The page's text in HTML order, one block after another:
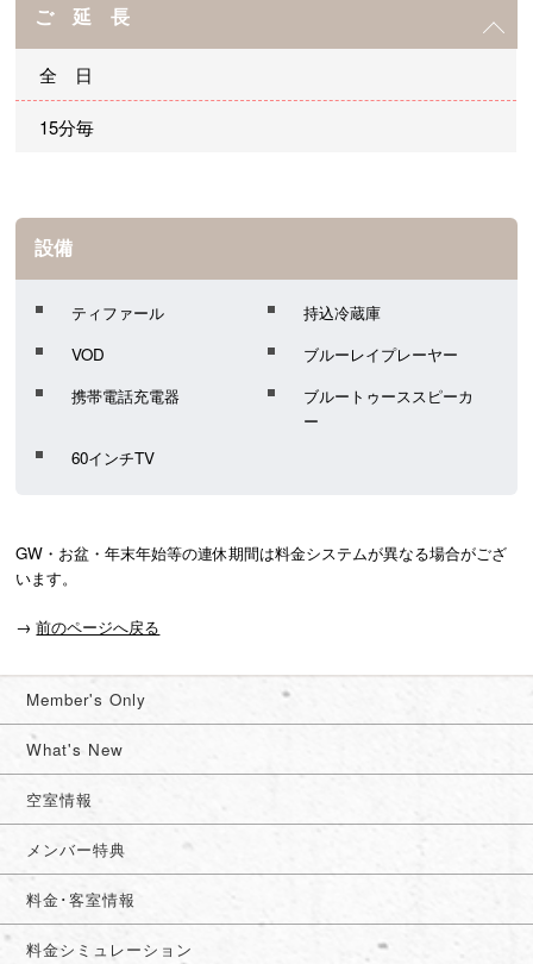
ご 延 長
全 日
15分毎
設備
ティファール
持込冷蔵庫
VOD
ブルーレイプレーヤー
携帯電話充電器
ブルートゥーススピーカ
ー
60インチTV
GW・お盆・年末年始等の連休期間は料金システムが異なる場合がござ
います。
→ 前のページへ戻る
Member's Only
What's New
空室情報
メンバー特典
料金･客室情報
料金シミュレーション